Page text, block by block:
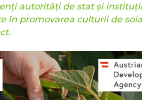
autorități de stat și
în promovarea culturii de